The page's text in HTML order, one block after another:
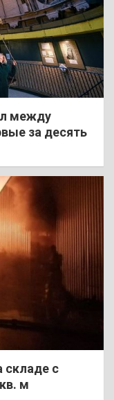
между
за десять
складе с
м